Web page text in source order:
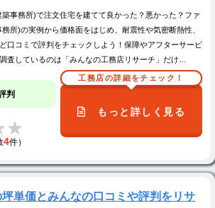
事務所)で注文住宅を建てて良かった？悪かった？ファ
所)の実例から価格面をはじめ、耐震性や気密断熱性、
口コミで評判をチェックしよう！保障やアフターサービ
査しているのは「みんなの工務店リサーチ」だけ…
判
4件）
工務店の詳細をチェック！
もっと詳しく見る
単価とみんなの口コミや評判をリサ